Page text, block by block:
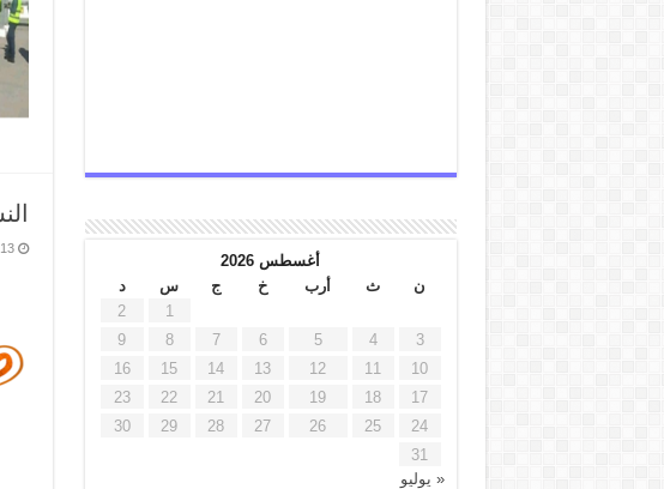
13 نوفمبر، 2018
أغسطس 2026
ن
ث أرب خ ج س
د
1
2
3
4
5
6
7
8
9
10
11
12
13
14
15
16
17
18
19
20
21
22
23
24
25
26
27
28
29
30
31
« يوليو